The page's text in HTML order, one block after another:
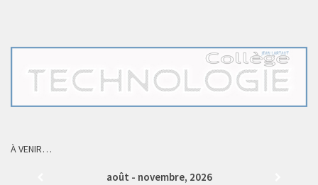
À VENIR…
août - novembre, 2026